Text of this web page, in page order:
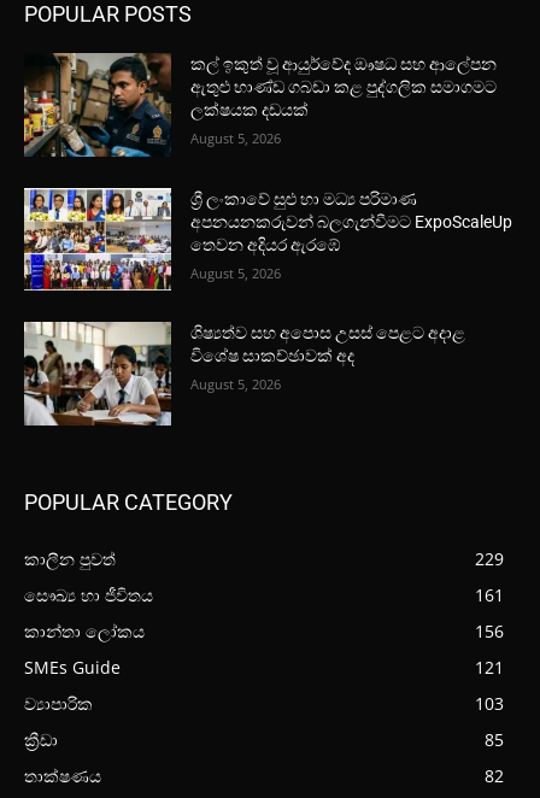
POPULAR POSTS
කල් ඉකුත් වූ ආයුර්වේද ඖෂධ සහ ආලේපන
ඇතුළු භාණ්ඩ ගබඩා කළ පුද්ගලික සමාගමට
ලක්ෂයක දඩයක්
August 5, 2026
ශ්‍රී ලංකාවේ සුළු හා මධ්‍ය පරිමාණ
අපනයනකරුවන් බලගැන්වීමට ExpoScaleUp
තෙවන අදියර ඇරඹේ
August 5, 2026
ශිෂ්‍යත්ව සහ අපොස උසස් පෙළට අදාළ
විශේෂ සාකච්ඡාවක් අද
August 5, 2026
POPULAR CATEGORY
කාලීන පුවත්
229
සෞඛ්‍ය හා ජීවිතය
161
කාන්තා ලෝකය
156
SMEs Guide
121
ව්‍යාපාරික
103
ක්‍රීඩා
85
තාක්ෂණය
82